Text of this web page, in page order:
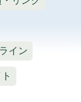
イン